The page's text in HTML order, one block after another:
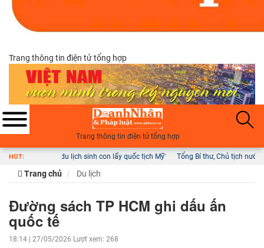
Trang thông tin điện tử tổng hợp
Trang thông tin điện tử tổng hợp
HOT:
con lấy quốc tịch Mỹ' Tổng Bí thư, Chủ tịch nước: Hà Nội nay mai phải có ô
Trang chủ Du lịch
Đường sách TP HCM ghi dấu ấn
quốc tế
18:14 | 27/05/2026 Lượt xem: 268